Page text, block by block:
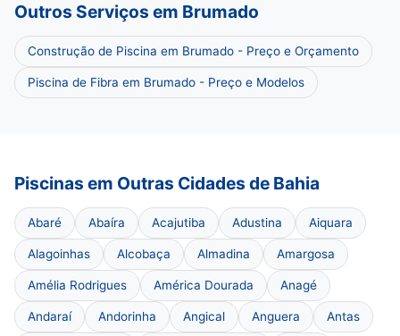
Outros Serviços em Brumado
Construção de Piscina em Brumado - Preço e Orçamento
Piscina de Fibra em Brumado - Preço e Modelos
Piscinas em Outras Cidades de Bahia
Abaré Abaíra Acajutiba Adustina Aiquara
Alagoinhas Alcobaça Almadina Amargosa
Amélia Rodrigues América Dourada Anagé
Andaraí Andorinha Angical Anguera Antas